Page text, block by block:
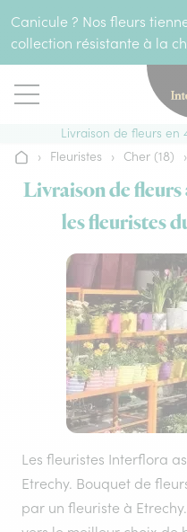
Canicule ? Nos fleurs
collection résistante à la
Livraison de fleurs
Accueil
› Fleuristes › Cher (18) ›
Livraison de
les fleuristes
Les fleuristes Interflora
Etrechy. Bouquet de
par un fleuriste à